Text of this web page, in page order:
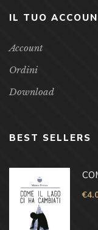
IL TUO
Account
Ordini
Download
BEST SELLERS
€